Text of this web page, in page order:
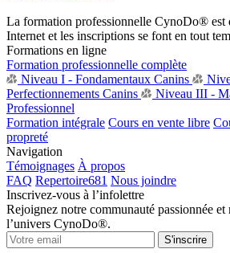
La formation professionnelle CynoDo® est
Internet et les inscriptions se font en tout
Formations en ligne
Formation professionnelle complète
Niveau I - Fondamentaux Canins
Perfectionnements Canins
Niveau III -
Professionnel
Formation intégrale Cours en vente libre
propreté
Navigation
Témoignages À propos
FAQ Repertoire681 Nous joindre
Inscrivez-vous à l’infolettre
Rejoignez notre communauté passionnée et
l’univers CynoDo®.
S'inscrire